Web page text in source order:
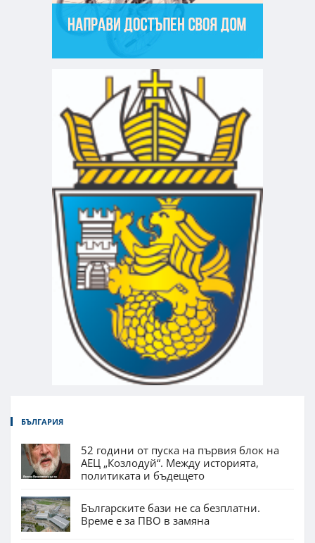
БЪЛГАРИЯ
52 години от пуска на първия блок на
АЕЦ „Козлодуй“. Между историята,
политиката и бъдещето
Българските бази не са безплатни.
Време е за ПВО в замяна